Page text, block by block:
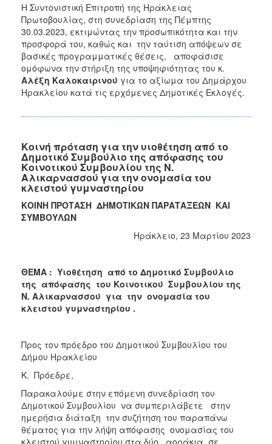
Η Συντονιστική Επιτροπή της Ηράκλειας
Πρωτοβουλίας, στη συνεδρίαση της Πέμπτης
30.03.2023, εκτιμώντας την προσωπικότητα και την
προσφορά του, καθώς και την ταύτιση απόψεων σε
βασικές προγραμματικές θέσεις, αποφάσισε
ομόφωνα την στήριξη της υποψηφιότητας του κ.
Αλέξη Καλοκαιρινού για το αξίωμα του Δημάρχου
Ηρακλείου κατά τις ερχόμενες Δημοτικές Εκλογές.
Κοινή πρόταση για την υιοθέτηση από το
Δημοτικό Συμβούλιο της απόφασης του
Κοινοτικού Συμβουλίου της Ν.
Αλικαρνασσού για την ονομασία του
κλειστού γυμναστηρίου
ΚΟΙΝΗ ΠΡΟΤΑΣΗ ΔΗΜΟΤΙΚΩΝ ΠΑΡΑΤΑΞΕΩΝ ΚΑΙ
ΣΥΜΒΟΥΛΩΝ
Ηράκλειο, 23 Μαρτίου 2023
ΘΕΜΑ : Υιοθέτηση από το Δημοτικό Συμβούλιο
της απόφασης του Κοινοτικού Συμβουλίου της
Ν. Αλικαρνασσού για την ονομασία του
κλειστού γυμναστηρίου .
Προς τον πρόεδρο του Δημοτικού Συμβουλίου του
Δήμου Ηρακλείου
Κ. Πρόεδρε,
Παρακαλούμε στην επόμενη συνεδρίαση του
Δημοτικού Συμβουλίου να συμπεριλάβετε στην
ημερήσια διάταξη την συζήτηση του παραπάνω
θέματος για την λήψη απόφασης ονομασίας του
κλειστού γυμναστηρίου στα δύο αοράκια σε